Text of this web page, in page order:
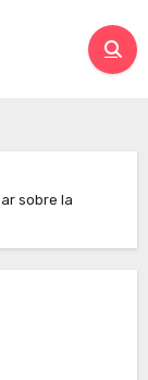
sobre la